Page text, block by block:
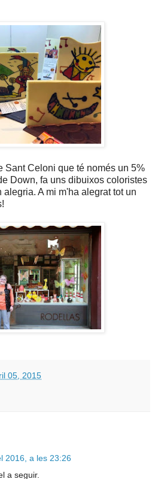
Sant Celoni que té només un 5%
Down, fa uns dibuixos coloristes
A mi m'ha alegrat tot un
05, 2015
2016, a les 23:26
a seguir.